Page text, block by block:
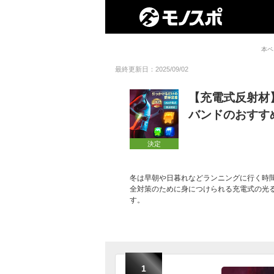
本
最終更新日：2025/09/02
決定
【充電式反射
バンドのおすす
冬は早朝や日暮れなどランニングに行く時
全対策のために身につけられる充電式の光
す。
1